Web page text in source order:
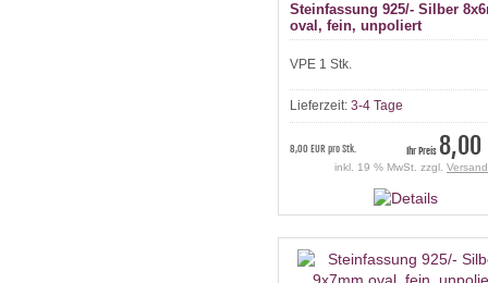
Steinfassung 925/- Silber
oval, fein, unpoliert
VPE 1 Stk.
Lieferzeit: 3-4 Tage
Ihr Preis 8,00
8,00 EUR pro Stk.
inkl. 19 % MwSt. zzgl.